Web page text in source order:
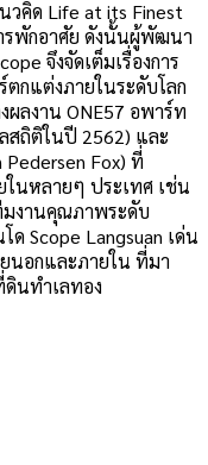
วคิด Life at its Finest
รพักอาศัย ดังนั้นผู้พัฒนา
จึงจัดเต็มเรื่องการ
กแต่งภายในระดับโลก
ผลงาน ONE57 อพาร์ท
สถิติในปี 2562) และ
Fox) ที่
นหลายๆ ประเทศ เช่น
มงานคุณภาพระดับ
Scope Langsuan เด่น
นอกและภายใน ที่มา
นทำเลทอง